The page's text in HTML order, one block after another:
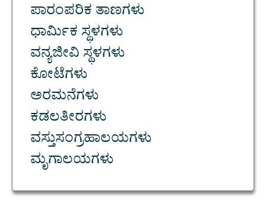
ಪಾರಂಪರಿಕ ತಾಣಗಳು
ಧಾರ್ಮಿಕ ಸ್ಥಳಗಳು
ವನ್ಯಜೀವಿ ಸ್ಥಳಗಳು
ಕೋಟೆಗಳು
ಅರಮನೆಗಳು
ಕಡಲತೀರಗಳು
ವಸ್ತುಸಂಗ್ರಹಾಲಯಗಳು
ಮೃಗಾಲಯಗಳು